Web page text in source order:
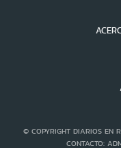
© COPYRIGHT DIARIOS EN
CONTACTO: